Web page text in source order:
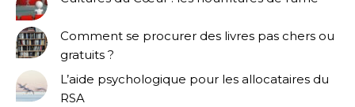
Comment se procurer des livres pas chers ou
gratuits ?
L’aide psychologique pour les allocataires du
RSA